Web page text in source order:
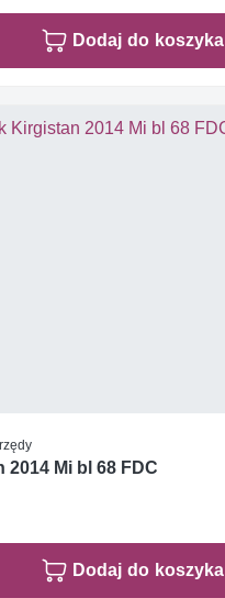
Dodaj do koszyka
2014 Mi bl 68 FDC
Dodaj do koszyka